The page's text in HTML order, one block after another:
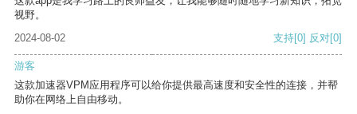
视野。
2024-08-02
支持[0] 反对[0]
游客
这款加速器VPM应用程序可以给你提供最高速度和安全性的连接，并帮
助你在网络上自由移动。